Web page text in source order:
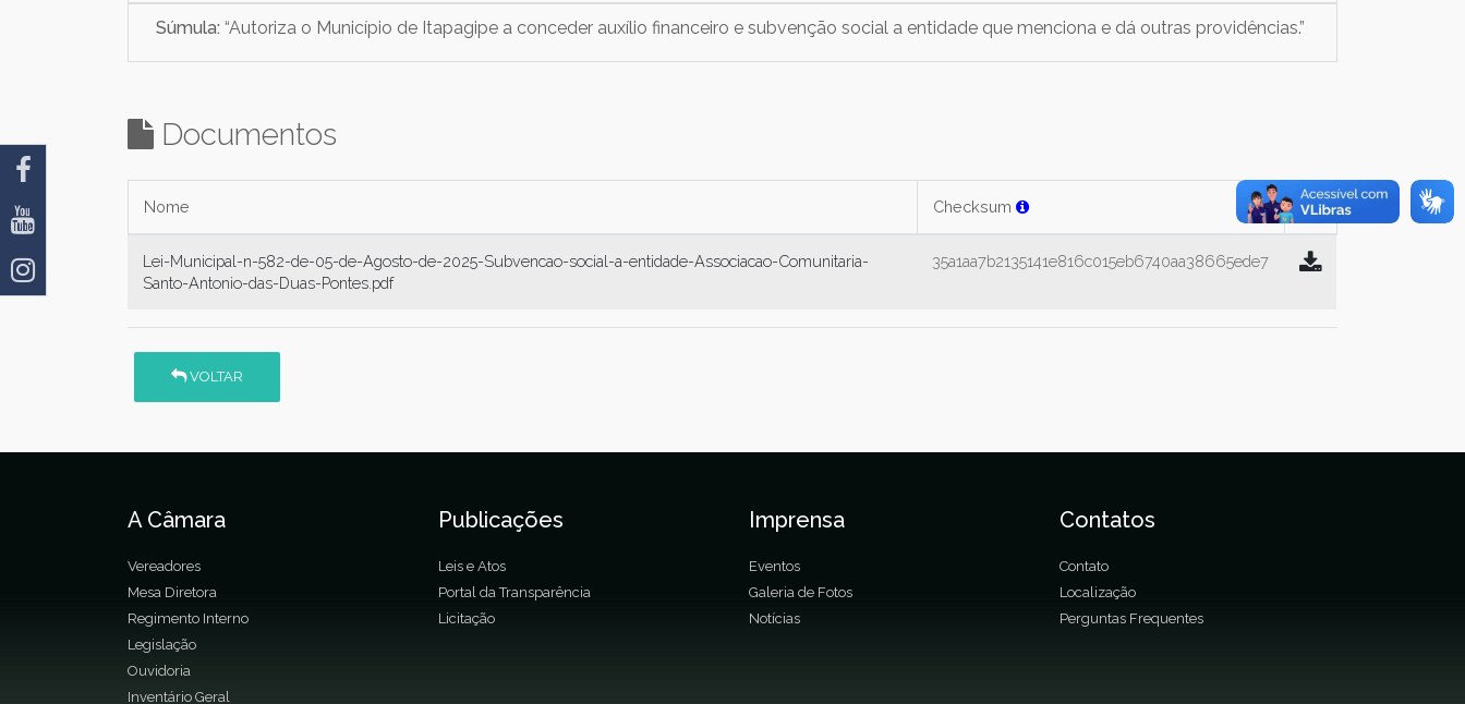
Súmula: “Autoriza o Município de Itapagipe a conceder auxílio financeiro e subvenção social a entidade que menciona e dá outras providências.”
Documentos
Nome Checksum
Lei-Municipal-n-582-de-05-de-Agosto-de-2025-Subvencao-social-a-entidade-Associacao-Comunitaria-
Santo-Antonio-das-Duas-Pontes.pdf
35a1aa7b2135141e816c015eb6740aa38665ede7
VOLTAR
A Câmara
Vereadores
Mesa Diretora
Regimento Interno
Legislação
Ouvidoria
Inventário Geral
Publicações
Leis e Atos
Portal da Transparência
Licitação
Imprensa
Eventos
Galeria de Fotos
Notícias
Contatos
Contato
Localização
Perguntas Frequentes